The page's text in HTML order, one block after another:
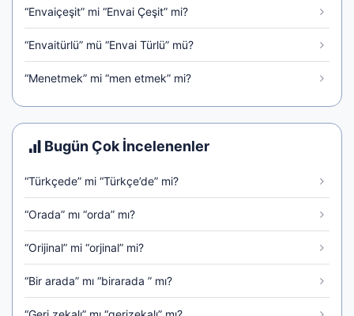
“Envaiçeşit” mi “Envai Çeşit” mi?
“Envaitürlü” mü “Envai Türlü” mü?
“Menetmek” mi “men etmek” mi?
Bugün Çok İncelenenler
“Türkçede” mi “Türkçe’de” mi?
“Orada” mı “orda” mı?
“Orijinal” mi “orjinal” mi?
“Bir arada” mı “birarada ” mı?